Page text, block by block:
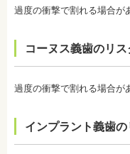
・ホワイトニング
ケチャップなど避
ります。また、ホ
監修医情報 医療
先生
日本大学歯学部卒
日本大学歯学部口
歯学博士（口腔外
過度の衝撃で割れる場合が
コーヌス義歯のリス
過度の衝撃で割れる場合が
インプラント義歯